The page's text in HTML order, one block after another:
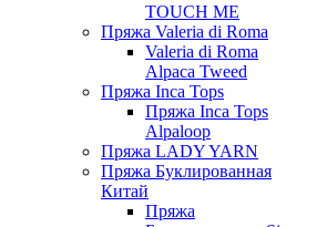
TOUCH ME
Пряжа Valeria di Roma
Valeria di Roma
Alpaca Tweed
Пряжа Inca Tops
Пряжа Inca Tops
Alpaloop
Пряжа LADY YARN
Пряжа Буклированная
Китай
Пряжа